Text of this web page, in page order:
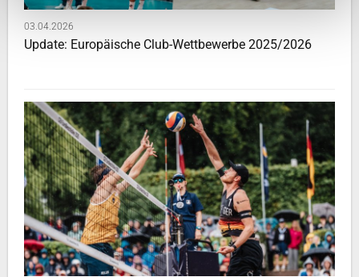
03.04.2026
Update: Europäische Club-Wettbewerbe 2025/2026